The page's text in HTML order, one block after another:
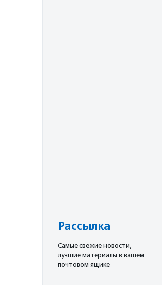
Рассылка
Cамые свежие новости,
лучшие материалы в вашем
почтовом ящике